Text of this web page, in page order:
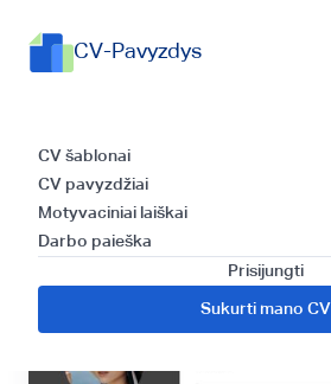
CV-Pavyzdys
CV šablonai
CV pavyzdžiai
Motyvaciniai laiškai
Darbo paieška
Prisijungti
Sukurti mano CV
Graikiško CV
rašymo gidas